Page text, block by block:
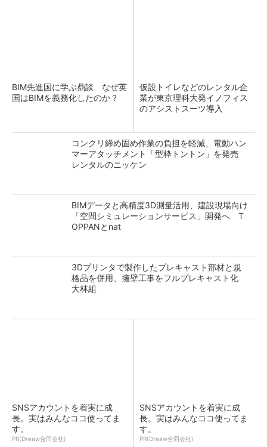
BIM先進国に学ぶ鼎談 なぜ英
国はBIMを義務化したのか？
仮設トイレなどのレンタル企
業が東京理科大発イノフィス
のアシストスーツ導入
コンクリ締め固め作業の負担を軽減、電動ハン
マーアタッチメント「型枠トントン」を発売
レンタルのニッケン
BIMデータと高精度3D測量活用、建設現場向け
「空間シミュレーションサービス」開発へ T
OPPANとnat
3Dプリンタで製作したプレキャスト部材と規
格品を併用、擁壁工事をフルプレキャスト化
大林組
SNSアカウントを着実に成
長。実はみんなココ使ってま
す。
PR(Dreaw合同会社)
SNSアカウントを着実に成
長。実はみんなココ使ってま
す。
PR(Dreaw合同会社)